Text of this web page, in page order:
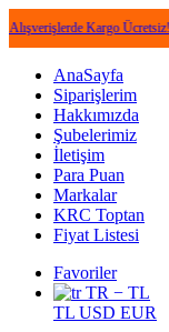
Kargo Ücretsiz! •
AnaSayfa
Siparişlerim
Hakkımızda
Şubelerimiz
İletişim
Para Puan
Markalar
KRC Toptan
Fiyat Listesi
Favoriler
TR − TL
TL USD EUR